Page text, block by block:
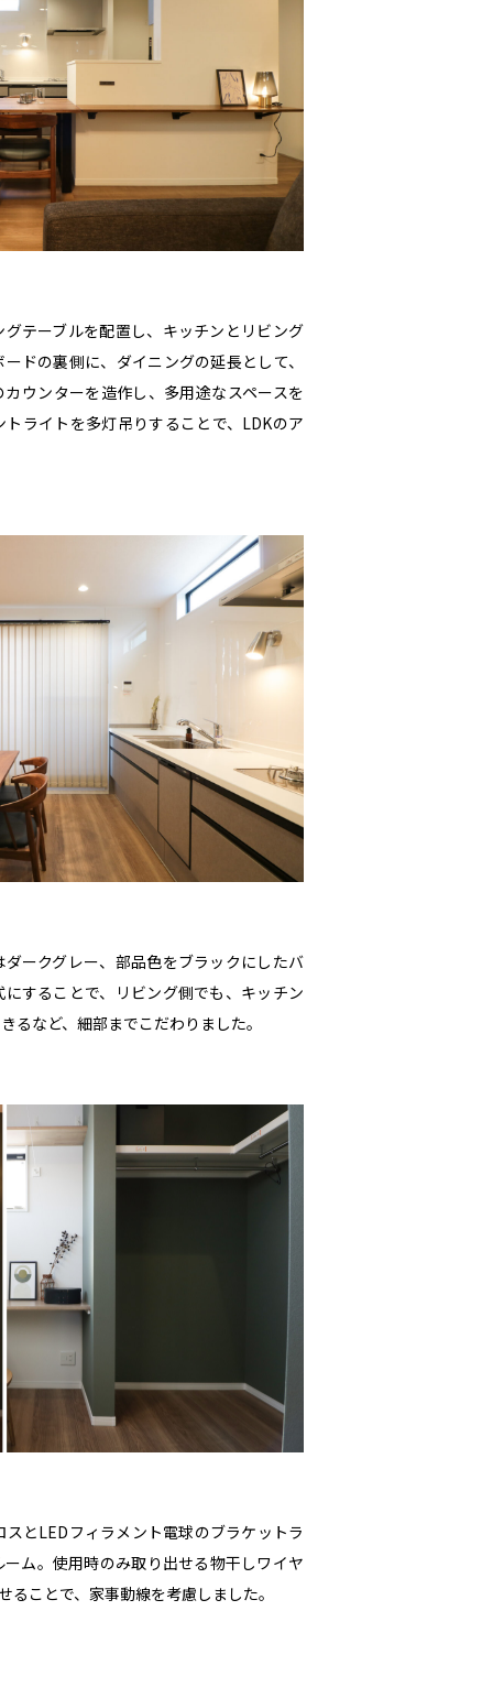
テーブルを配置し、キッチンとリビング
ドの裏側に、ダイニングの延長として、
ウンターを造作し、多用途なスペースを
ライトを多灯吊りすることで、LDKのア
ークグレー、部品色をブラックにしたバ
することで、リビング側でも、キッチン
るなど、細部までこだわりました。
とLEDフィラメント電球のブラケットラ
ム。使用時のみ取り出せる物干しワイヤ
ことで、家事動線を考慮しました。